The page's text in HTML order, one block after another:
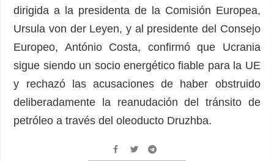
dirigida a la presidenta de la Comisión Europea,
Ursula von der Leyen, y al presidente del Consejo
Europeo, António Costa, confirmó que Ucrania
sigue siendo un socio energético fiable para la UE
y rechazó las acusaciones de haber obstruido
deliberadamente la reanudación del tránsito de
petróleo a través del oleoducto Druzhba.